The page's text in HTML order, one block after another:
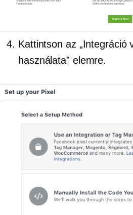
Kattintson az „Integráció
használata” elemre.